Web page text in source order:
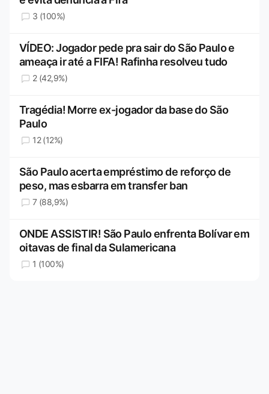
3 (100%)
VÍDEO: Jogador pede pra sair do São Paulo e
ameaça ir até a FIFA! Rafinha resolveu tudo
2 (42,9%)
Tragédia! Morre ex-jogador da base do São
Paulo
12 (12%)
São Paulo acerta empréstimo de reforço de
peso, mas esbarra em transfer ban
7 (88,9%)
ONDE ASSISTIR! São Paulo enfrenta Bolívar em
oitavas de final da Sulamericana
1 (100%)